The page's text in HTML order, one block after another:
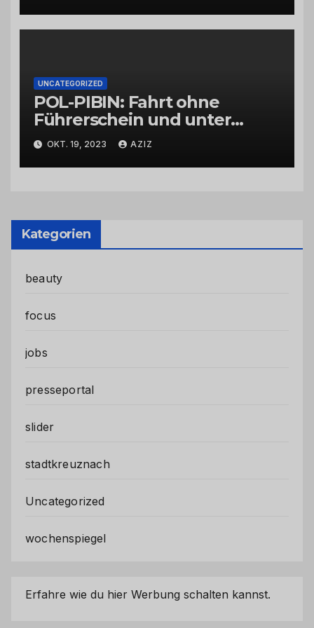
UNCATEGORIZED
POL-PIBIN: Fahrt ohne
Führerschein und unter
Einfluss von Drogen
OKT. 19, 2023 AZIZ
Kategorien
beauty
focus
jobs
presseportal
slider
stadtkreuznach
Uncategorized
wochenspiegel
Erfahre wie du hier Werbung schalten kannst.